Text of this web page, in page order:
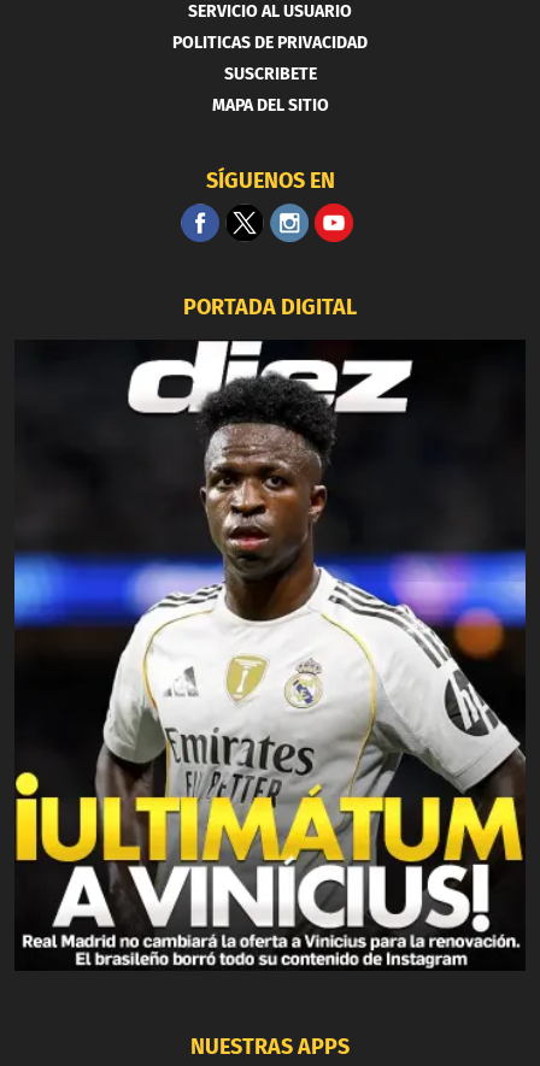
SERVICIO AL USUARIO
POLITICAS DE PRIVACIDAD
SUSCRIBETE
MAPA DEL SITIO
SÍGUENOS EN
PORTADA DIGITAL
NUESTRAS APPS